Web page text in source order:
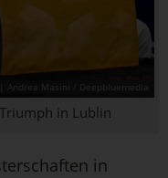
Masini / Deepbluemedia
in Lublin
in